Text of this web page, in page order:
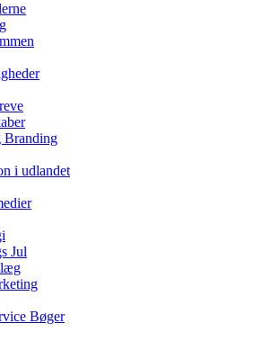
Branding
i udlandet
Jul
Bøger